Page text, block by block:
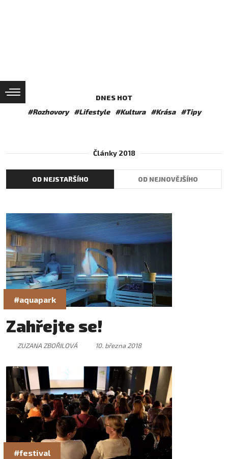
DNES HOT
#Rozhovory
#Lifestyle #Kultura #Krása #Tipy
Články 2018
OD NEJSTARŠÍHO OD NEJNOVĚJŠÍHO
#aquapark
Zahřejte se!
ZUZANA ZBOŘILOVÁ 10. března 2018
#festival